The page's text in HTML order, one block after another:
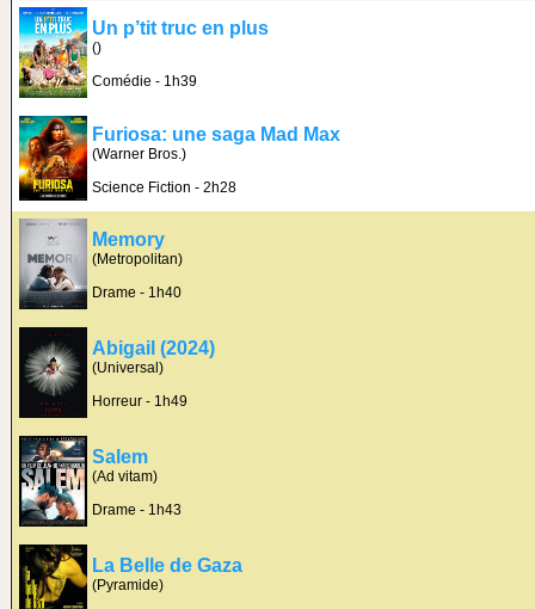
Un p’tit truc en plus
()
Comédie - 1h39
Furiosa: une saga Mad Max
(Warner Bros.)
Science Fiction - 2h28
Memory
(Metropolitan)
Drame - 1h40
Abigail (2024)
(Universal)
Horreur - 1h49
Salem
(Ad vitam)
Drame - 1h43
La Belle de Gaza
(Pyramide)